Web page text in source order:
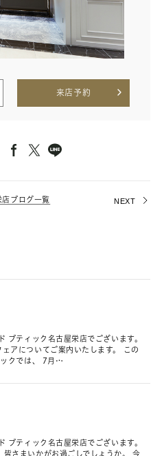
来店予約
店ブログ一覧 NEXT
ブティック名古屋栄店でございます。
アについてご案内いたします。 この
ックでは、 7月…
ブティック名古屋栄店でございます。
さまいかがお過ごしでしょうか。 今